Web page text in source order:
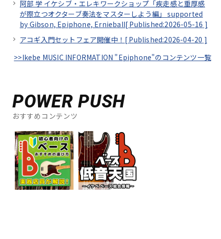
阿部 学 イケシブ・エレキワークショップ「疾走感と重厚感
が際立つオクターブ奏法をマスターしよう編」 supported
by Gibson, Epiphone, Ernieball[ Published:2026-05-16 ]
アコギ入門セットフェア開催中！[ Published:2026-04-20 ]
>>Ikebe MUSIC INFORMATION "Epiphone"のコンテンツ一覧
POWER PUSH
おすすめコンテンツ